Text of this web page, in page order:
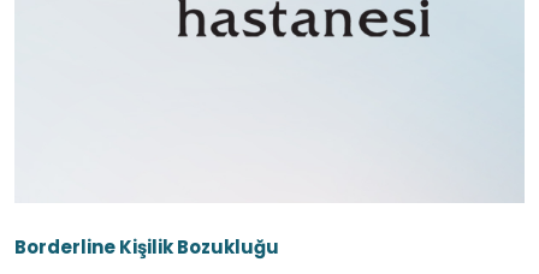
Borderline Kişilik Bozukluğu